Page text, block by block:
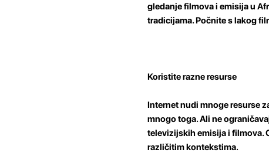
gledanje filmova i emisija u
tradicijama. Počnite s lakog
Koristite razne resurse
Internet nudi mnoge resurse
mnogo toga. Ali ne
televizijskih emisija i filmova.
različitim kontekstima.